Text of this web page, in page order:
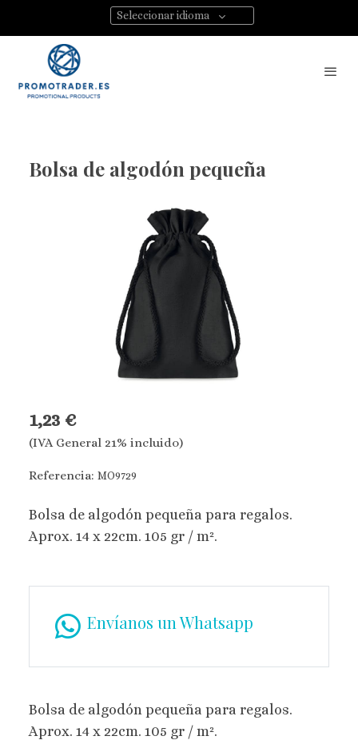
Seleccionar idioma
Bolsa de algodón pequeña
1,23 €
(IVA General 21% incluido)
Referencia: MO9729
Bolsa de algodón pequeña para regalos.
Aprox. 14 x 22cm. 105 gr / m².
Envíanos un Whatsapp
Bolsa de algodón pequeña para regalos.
Aprox. 14 x 22cm. 105 gr / m².